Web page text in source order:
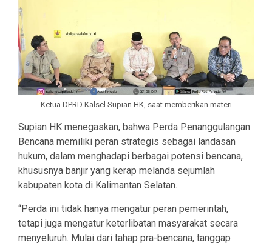
Ketua DPRD Kalsel Supian HK, saat memberikan materi
Supian HK menegaskan, bahwa Perda Penanggulangan
Bencana memiliki peran strategis sebagai landasan
hukum, dalam menghadapi berbagai potensi bencana,
khususnya banjir yang kerap melanda sejumlah
kabupaten kota di Kalimantan Selatan.
“Perda ini tidak hanya mengatur peran pemerintah,
tetapi juga mengatur keterlibatan masyarakat secara
menyeluruh. Mulai dari tahap pra-bencana, tanggap